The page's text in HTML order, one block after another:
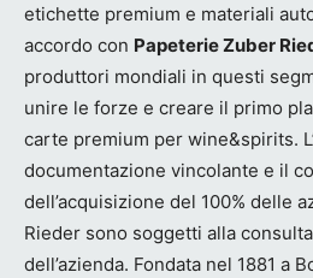
etichette premium e materiali
accordo con Papeterie Zuber
produttori mondiali in questi
unire le forze e creare il primo
carte premium per wine&spirits.
documentazione vincolante e il
dell’acquisizione del 100% delle
Rieder sono soggetti alla
dell’azienda. Fondata nel 1881 a